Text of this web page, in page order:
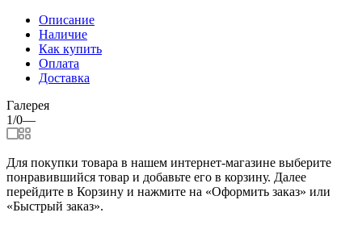
Описание
Наличие
Как купить
Оплата
Доставка
Галерея
1/0—
Для покупки товара в нашем интернет-магазине выберите
понравившийся товар и добавьте его в корзину. Далее
перейдите в Корзину и нажмите на «Оформить заказ» или
«Быстрый заказ».